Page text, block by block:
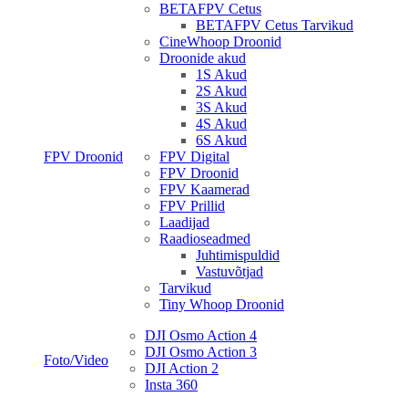
FPV Droonid
BETAFPV Cetus
BETAFPV Cetus Tarvikud
CineWhoop Droonid
Droonide akud
1S Akud
2S Akud
3S Akud
4S Akud
6S Akud
FPV Digital
FPV Droonid
FPV Kaamerad
FPV Prillid
Laadijad
Raadioseadmed
Juhtimispuldid
Vastuvõtjad
Tarvikud
Tiny Whoop Droonid
Foto/Video
DJI Osmo Action 4
DJI Osmo Action 3
DJI Action 2
Insta 360